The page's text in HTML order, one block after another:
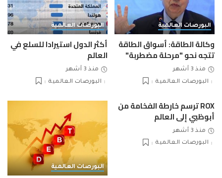
البورصات العالمية
وكالة الطاقة: أسواق الطاقة
تتجه نحو "مرحلة مضطربة"
منذ 3 أشهر
البورصات العالمية
البورصات العالمية
أكثر الدول استيرادا للسلع في
العالم
منذ 3 أشهر
البورصات العالمية
ROX ترسم خارطة الفخامة من
أبوظبي إلى العالم
منذ 3 أشهر
البورصات العالمية
البورصات العالمية